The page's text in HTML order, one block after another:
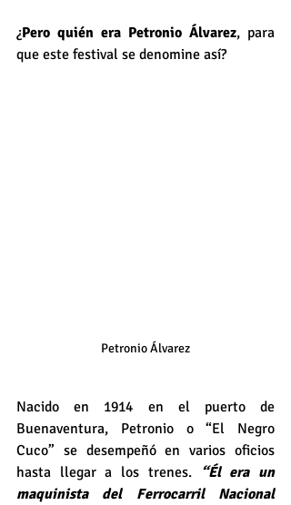
¿Pero quién era Petronio Álvarez, para
que este festival se denomine así?
Petronio Álvarez
Nacido en 1914 en el puerto de
Buenaventura, Petronio o “El Negro
Cuco” se desempeñó en varios oficios
hasta llegar a los trenes. “Él era un
maquinista del Ferrocarril Nacional